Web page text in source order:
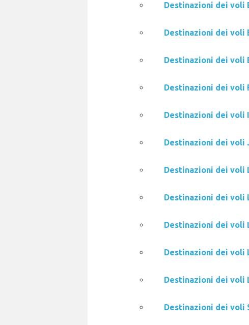
Destinazioni dei voli
Destinazioni dei voli
Destinazioni dei voli
Destinazioni dei voli
Destinazioni dei voli
Destinazioni dei voli
Destinazioni dei voli
Destinazioni dei voli
Destinazioni dei voli
Destinazioni dei voli
Destinazioni dei voli
Destinazioni dei voli